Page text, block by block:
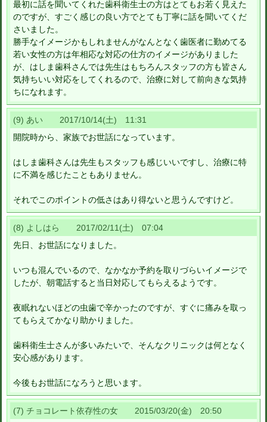
最初に話を聞いてくれた歯科衛生士の方はとてもお若く見えた
のですが、すごく感じの良い方でとても丁寧に話を聞いてくだ
さいました。
勝手なイメージかもしれませんがなんとなく歯医者に勤めてる
若い女性の方は年相応な対応の仕方のイメージがありました
が、はしま歯科さんでは先生はもちろんスタッフの方も皆さん
気持ちいい対応をしてくれるので、治療に対して前向きな気持
ちになれます。
(9) あい 2017/10/14(土) 11:31
開院時から、家族でお世話になっています。
はしま歯科さんは先生もスタッフも感じいいですし、治療に特
に不満を感じたこともありません。
それでこのポイントの低さはあり得ないと思うんですけど。
(8) よしはら 2017/02/11(土) 07:04
先日、お世話になりました。
いつも混んでいるので、なかなか予約を取りづらいイメージで
したが、朝電話すると当日対応してもらえるようです。
夜眠れないほどの虫歯で辛かったのですが、すぐに痛みを取っ
てもらえてかなり助かりました。
歯科衛生士さんが多いみたいで、そんなクリニックは何となく
安心感があります。
今後もお世話になろうと思います。
(7) チョコレート依存性の女 2015/03/20(金) 20:50